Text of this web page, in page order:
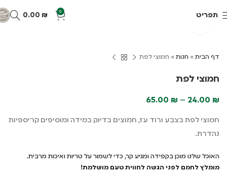
תפריט 0
0.00 ₪
דף הבית » חנות » חמוצי לפת
חמוצי לפת
24.00 ₪
–
65.00 ₪
חמוצי לפת בצבע ורוד עז, חמוצים בדיוק במידה ומוסיפים קריספיות
נהדרת.
האוכל שלנו מוכן בקפידה ומגיע קר, כדי לשמור על טריות ואיכות מרבית.
מומלץ לחמם לפני הגשה לחווית טעם מושלמת!